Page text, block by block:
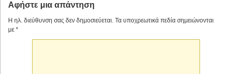
Αφήστε μια απάντηση
Η ηλ. διεύθυνση σας δεν δημοσιεύεται. Τα υποχρεωτικά πεδία σημειώνονται
με *